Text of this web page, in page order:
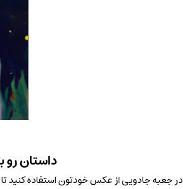
داستان رو
در جعبه جادویی از عکس خودتون استفاده کنید